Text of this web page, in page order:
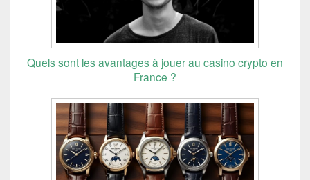
Quels sont les avantages à jouer au casino crypto en
France ?